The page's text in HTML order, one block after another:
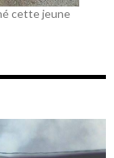
cette jeune